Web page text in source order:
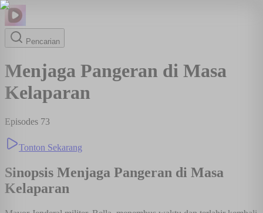
Pencarian
Menjaga Pangeran di Masa
Kelaparan
Episodes 73
Tonton Sekarang
Sinopsis Menjaga Pangeran di Masa
Kelaparan